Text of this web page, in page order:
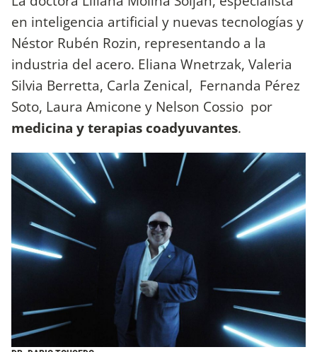
en inteligencia artificial y nuevas tecnologías y
Néstor Rubén Rozin, representando a la
industria del acero. Eliana Wnetrzak, Valeria
Silvia Berretta, Carla Zenical, Fernanda Pérez
Soto, Laura Amicone y Nelson Cossio por
medicina y terapias coadyuvantes.